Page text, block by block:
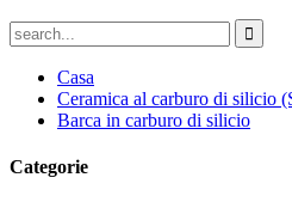
Casa
Ceramica al carburo di silicio
Barca in carburo di silicio
Categorie